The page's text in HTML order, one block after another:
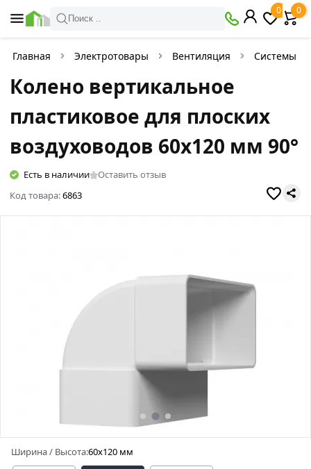
Поиск ..
0 0
Главная Электротовары Вентиляция Системы
Колено вертикальное
пластиковое для плоских
воздуховодов 60х120 мм 90°
Есть в наличии
Оставить отзыв
Код товара:6863
Ширина / Высота:60х120 мм